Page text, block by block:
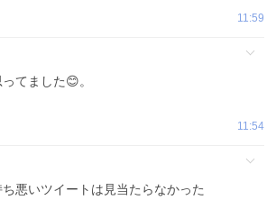
11:59
てました😊。
11:54
悪いツイートは見当たらなかった